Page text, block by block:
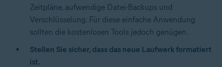
Zeitpläne, aufwendige Datei-Backups und
Verschlüsselung. Für diese einfache Anwendung
sollten die kostenlosen Tools jedoch genügen.
Stellen Sie sicher, dass das neue Laufwerk formatiert
ist.